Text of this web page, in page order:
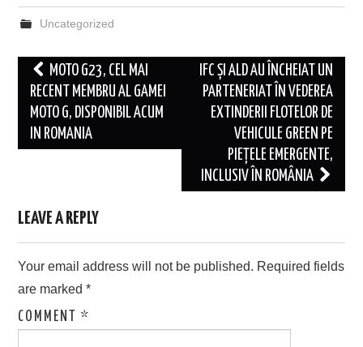
Uncategorized
Post
navigation
MOTO G23, CEL MAI
RECENT MEMBRU AL GAMEI
MOTO G, DISPONIBIL ACUM
IN ROMANIA
IFC ȘI ALD AU ÎNCHEIAT UN
PARTENERIAT ÎN VEDEREA
EXTINDERII FLOTELOR DE
VEHICULE GREEN PE
PIEȚELE EMERGENTE,
INCLUSIV ÎN ROMÂNIA
LEAVE A REPLY
Your email address will not be published. Required fields
are marked*
COMMENT*